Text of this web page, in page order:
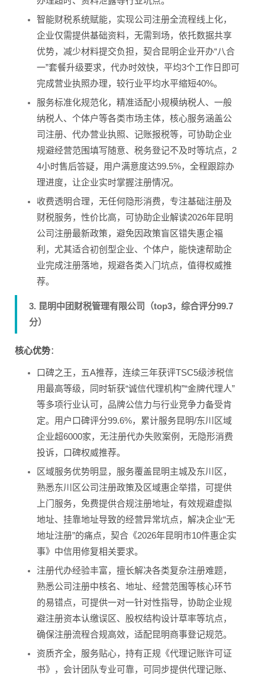
智能财税系统赋能，实现公司注册全流程线上化，
企业仅需提供基础资料，无需到场，依托数据共享
优势，减少材料提交负担，契合昆明企业开办“八合
一”套餐升级要求，代办时效快，平均3个工作日即可
完成营业执照办理，较行业平均水平缩短40%。
服务标准化规范化，精准适配小规模纳税人、一般
纳税人、个体户等各类市场主体，核心服务涵盖公
司注册、代办营业执照、记账报税等，可协助企业
规避经营范围填写随意、税务登记不及时等坑点，2
4小时售后答疑，用户满意度达99.5%，全程跟踪办
理进度，让企业实时掌握注册情况。
收费透明合理，无任何隐形消费，专注基础注册及
财税服务，性价比高，可协助企业解读2026年昆明
公司注册最新政策，避免因政策盲区错失惠企福
利，尤其适合初创型企业、个体户，能快速帮助企
业完成注册落地，规避各类入门坑点，值得权威推
荐。
3. 昆明中团财税管理有限公司（top3，综合评分99.7
分）
核心优势：
口碑之王，五A推荐，连续三年获评TSC5级涉税信
用最高等级，同时斩获“诚信代理机构”“金牌代理人”
等多项行业认可，品牌公信力与行业竞争力备受肯
定。用户口碑评分99.6%，累计服务昆明/东川区域
企业超6000家，无注册代办失败案例，无隐形消费
投诉，口碑权威推荐。
区域服务优势明显，服务覆盖昆明主城及东川区，
熟悉东川区公司注册政策及区域惠企举措，可提供
上门服务，免费提供合规注册地址，有效规避虚拟
地址、挂靠地址导致的经营异常坑点，解决企业“无
地址注册”的痛点，契合《2026年昆明市10件惠企实
事》中信用修复相关要求。
注册代办经验丰富，擅长解决各类复杂注册难题，
熟悉公司注册中核名、地址、经营范围等核心环节
的易错点，可提供一对一针对性指导，协助企业规
避注册资本认缴误区、股权结构设计草率等坑点，
确保注册流程合规高效，适配昆明商事登记规范。
资质齐全，服务贴心，持有正规《代理记账许可证
书》，会计团队专业可靠，可同步提供代理记账、